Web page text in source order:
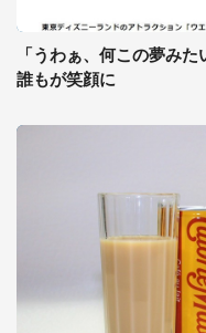
「うわぁ、何この夢み
誰もが笑顔に